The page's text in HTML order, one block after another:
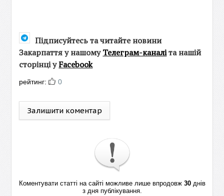
Підписуйтесь та читайте новини
Закарпаття у нашомуТелеграм-каналіта нашій
сторінці уFacebook
рейтинг: 0
Залишити коментар
Коментувати статті на сайті можливе лише впродовж 30днів
з дня публікування.